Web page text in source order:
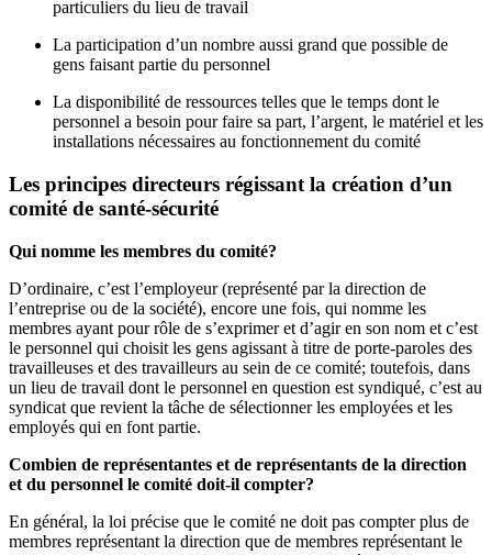
particuliers du lieu de travail
La participation d’un nombre aussi grand que possible de
gens faisant partie du personnel
La disponibilité de ressources telles que le temps dont le
personnel a besoin pour faire sa part, l’argent, le matériel et les
installations nécessaires au fonctionnement du comité
Les principes directeurs régissant la création d’un
comité de santé-sécurité
Qui nomme les membres du comité?
D’ordinaire, c’est l’employeur (représenté par la direction de
l’entreprise ou de la société), encore une fois, qui nomme les
membres ayant pour rôle de s’exprimer et d’agir en son nom et c’est
le personnel qui choisit les gens agissant à titre de porte-paroles des
travailleuses et des travailleurs au sein de ce comité; toutefois, dans
un lieu de travail dont le personnel en question est syndiqué, c’est au
syndicat que revient la tâche de sélectionner les employées et les
employés qui en font partie.
Combien de représentantes et de représentants de la direction
et du personnel le comité doit-il compter?
En général, la loi précise que le comité ne doit pas compter plus de
membres représentant la direction que de membres représentant le